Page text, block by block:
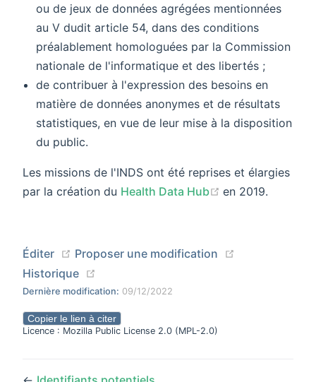
ou de jeux de données agrégées mentionnées
au V dudit article 54, dans des conditions
préalablement homologuées par la Commission
nationale de l'informatique et des libertés ;
de contribuer à l'expression des besoins en
matière de données anonymes et de résultats
statistiques, en vue de leur mise à la disposition
du public.
Les missions de l'INDS ont été reprises et élargies
par la création du Health Data Hub (opens new
en 2019.
Éditer (opens new window)
Proposer une modification
Historique
Dernière modification: 09/12/2022
Copier le lien à citer
Licence : Mozilla Public License 2.0 (MPL-2.0)